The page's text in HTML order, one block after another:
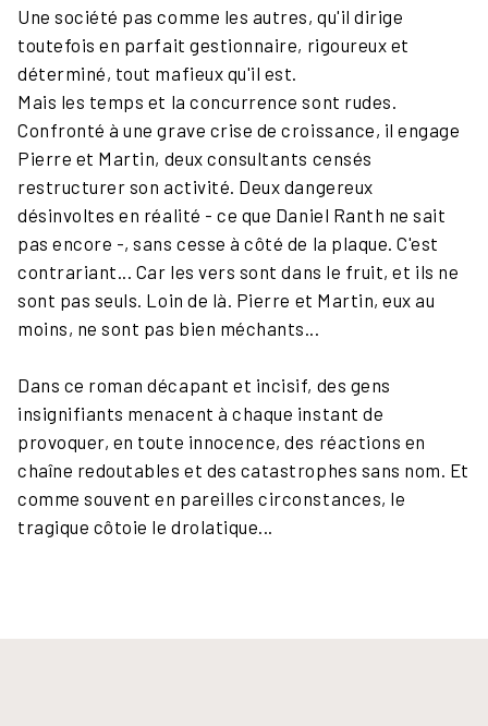
Une société pas comme les autres, qu'il dirige
toutefois en parfait gestionnaire, rigoureux et
déterminé, tout mafieux qu'il est.
Mais les temps et la concurrence sont rudes.
Confronté à une grave crise de croissance, il engage
Pierre et Martin, deux consultants censés
restructurer son activité. Deux dangereux
désinvoltes en réalité - ce que Daniel Ranth ne sait
pas encore -, sans cesse à côté de la plaque. C'est
contrariant... Car les vers sont dans le fruit, et ils ne
sont pas seuls. Loin de là. Pierre et Martin, eux au
moins, ne sont pas bien méchants...
Dans ce roman décapant et incisif, des gens
insignifiants menacent à chaque instant de
provoquer, en toute innocence, des réactions en
chaîne redoutables et des catastrophes sans nom. Et
comme souvent en pareilles circonstances, le
tragique côtoie le drolatique...